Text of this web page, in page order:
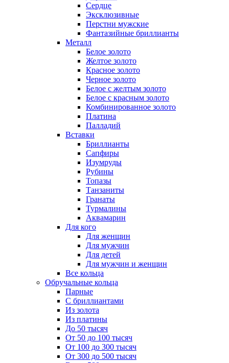
Сердце
Эксклюзивные
Перстни мужские
Фантазийные бриллианты
Металл
Белое золото
Желтое золото
Красное золото
Черное золото
Белое с желтым золото
Белое с красным золото
Комбинированное золото
Платина
Палладий
Вставки
Бриллианты
Сапфиры
Изумруды
Рубины
Топазы
Танзаниты
Гранаты
Турмалины
Аквамарин
Для кого
Для женщин
Для мужчин
Для детей
Для мужчин и женщин
Все кольца
Обручальные кольца
Парные
С бриллиантами
Из золота
Из платины
До 50 тысяч
От 50 до 100 тысяч
От 100 до 300 тысяч
От 300 до 500 тысяч